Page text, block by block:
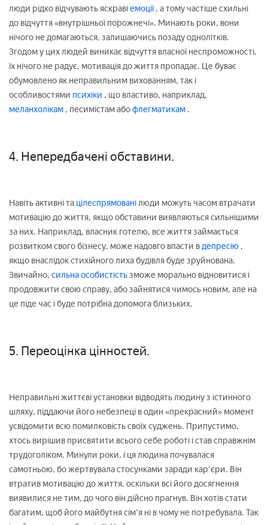
люди рідко відчувають яскравіемоції, а тому частіше схильні
до відчуття «внутрішньої порожнечі». Минають роки, вони
нічого не домагаються, залишаючись позаду однолітків.
Згодом у цих людей виникає відчуття власної неспроможності,
їх нічого не радує, мотивація до життя пропадає. Це буває
обумовлено як неправильним вихованням, так і
особливостями психіки , що властиво, наприклад,
меланхолікам , песимістам абофлегматикам .
4. Непередбачені обставини.
Навіть активні та цілеспрямованілюди можуть часом втрачати
мотивацію до життя, якщо обставини виявляються сильнішими
за них. Наприклад, власник готелю, все життя займається
розвитком свого бізнесу, може надовго впасти вдепресію ,
якщо внаслідок стихійного лиха будівля буде зруйнована.
Звичайно, сильна особистістьзможе морально відновитися і
продовжити свою справу, або зайнятися чимось новим, але на
це піде час і буде потрібна допомога близьких.
5. Переоцінка цінностей.
Неправильні життєві установки відводять людину з істинного
шляху, піддаючи його небезпеці в один «прекрасний» момент
усвідомити всю помилковість своїх суджень. Припустимо,
хтось вирішив присвятити всього себе роботі і став справжнім
трудоголіком. Минули роки, і ця людина почувалася
самотньою, бо жертвувала стосунками заради кар'єри. Він
втратив мотивацію до життя, оскільки всі його досягнення
виявилися не тим, до чого він дійсно прагнув. Він хотів стати
багатим, щоб його майбутня сім'я ні в чому не потребувала. Так